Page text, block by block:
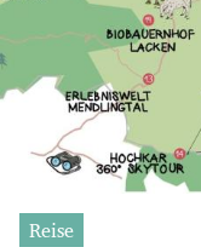
Reise